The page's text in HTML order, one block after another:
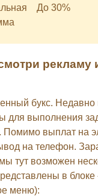
До 30%
рекламу
букс. Недавно
для выполнения
Помимо выплат на
на телефон.
тут возможен
в блоке
меню):